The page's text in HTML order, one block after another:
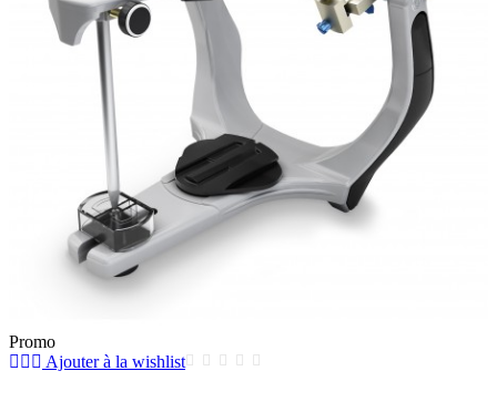
Promo
Ajouter à la wishlist